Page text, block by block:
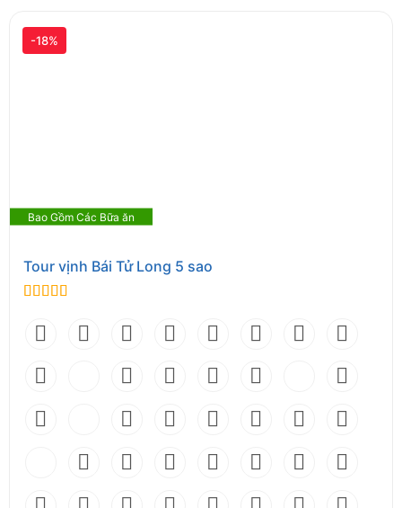
Bao Gồm Các Bữa ăn
-18%
Tour vịnh Bái Tử Long 5 sao